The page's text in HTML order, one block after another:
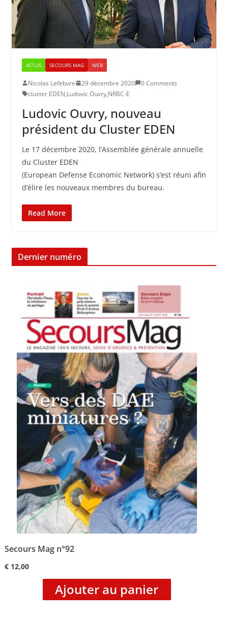
ACTUS SECOURS MAG WEB
Nicolas Lefebvre 29 décembre 2020
0 Comments
cluster EDEN,Ludovic Ouvry,NRBC-E
Ludovic Ouvry, nouveau
président du Cluster EDEN
Le 17 décembre 2020, l’Assemblée générale annuelle
du Cluster EDEN
(European Defense Economic Network) s’est réuni afin
d’élire les nouveaux membres du bureau.
Read More
Dernier numéro
Secours Mag n°92
€12,00
Ajouter au panier